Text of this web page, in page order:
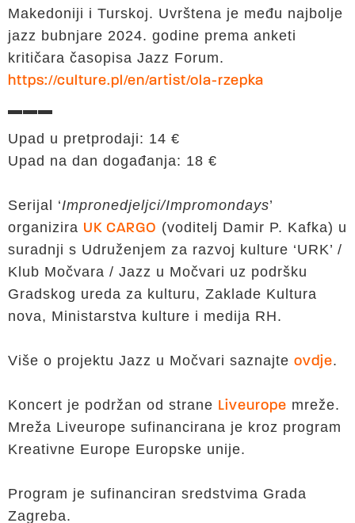
Makedoniji i Turskoj. Uvrštena je među najbolje
jazz bubnjare 2024. godine prema anketi
kritičara časopisa Jazz Forum.
https://culture.pl/en/artist/ola-rzepka
▬▬▬
Upad u pretprodaji: 14 €
Upad na dan događanja: 18 €
Serijal ‘Impronedjeljci/Impromondays’
organizira UK CARGO (voditelj Damir P. Kafka) u
suradnji s Udruženjem za razvoj kulture ‘URK’ /
Klub Močvara / Jazz u Močvari uz podršku
Gradskog ureda za kulturu, Zaklade Kultura
nova, Ministarstva kulture i medija RH.
Više o projektu Jazz u Močvari saznajte ovdje.
Koncert je podržan od strane Liveurope mreže.
Mreža Liveurope sufinancirana je kroz program
Kreativne Europe Europske unije.
Program je sufinanciran sredstvima Grada
Zagreba.